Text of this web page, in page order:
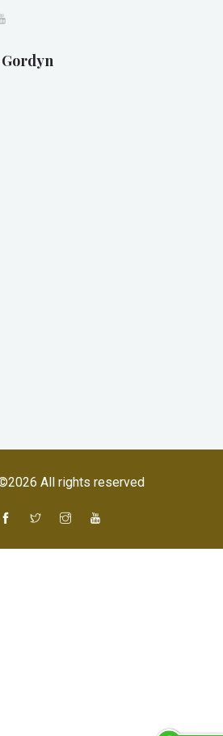
2026 All rights reserved